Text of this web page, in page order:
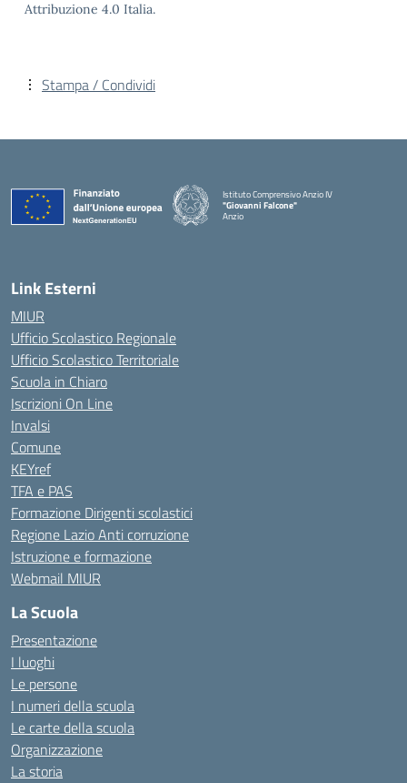
Attribuzione 4.0 Italia.
Stampa / Condividi
Istituto Comprensivo Anzio IV
"Giovanni Falcone"
Anzio
Link Esterni
MIUR
Ufficio Scolastico Regionale
Ufficio Scolastico Territoriale
Scuola in Chiaro
Iscrizioni On Line
Invalsi
Comune
KEYref
TFA e PAS
Formazione Dirigenti scolastici
Regione Lazio Anti corruzione
Istruzione e formazione
Webmail MIUR
La Scuola
Presentazione
I luoghi
Le persone
I numeri della scuola
Le carte della scuola
Organizzazione
La storia